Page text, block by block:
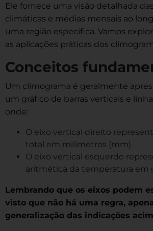
Ele fornece uma visão detalhada
climáticas e médias mensais ao
uma região específica. Vamos
as aplicações práticas dos
Conceitos
Um climograma é geralmente
um gráfico de barras verticais e
onde:
O eixo vertical direito
total em milímetros (mm).
O eixo vertical esquerdo
aritmética da temperatura em
Lembrando que os eixos podem
visto que não há uma regra,
generalização das indicações